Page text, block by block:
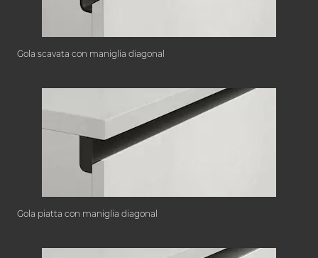
Gola scavata con maniglia diagonal
Gola piatta con maniglia diagonal